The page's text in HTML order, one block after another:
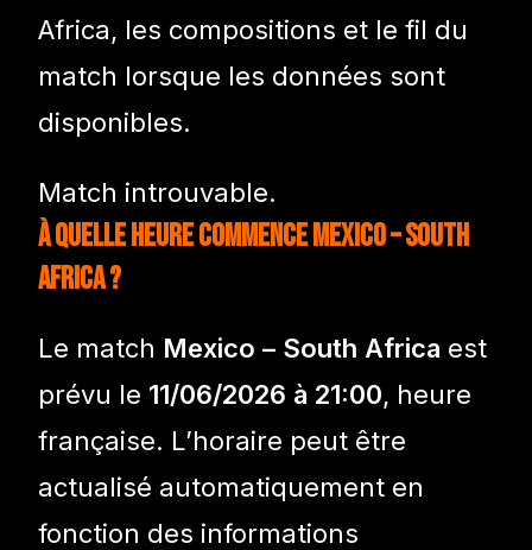
Africa, les compositions et le fil du
match lorsque les données sont
disponibles.
Match introuvable.
À quelle heure commence Mexico – South
Africa ?
Le match Mexico – South Africa est
prévu le 11/06/2026 à 21:00, heure
française. L’horaire peut être
actualisé automatiquement en
fonction des informations